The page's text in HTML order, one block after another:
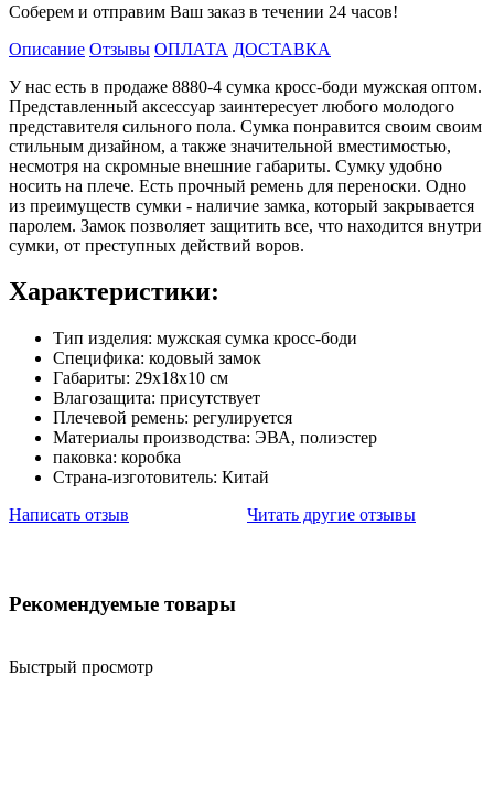
Соберем и отправим Ваш заказ в течении 24 часов!
Описание Отзывы ОПЛАТА ДОСТАВКА
У нас есть в продаже 8880-4 сумка кросс-боди мужская оптом.
Представленный аксессуар заинтересует любого молодого
представителя сильного пола. Сумка понравится своим своим
стильным дизайном, а также значительной вместимостью,
несмотря на скромные внешние габариты. Сумку удобно
носить на плече. Есть прочный ремень для переноски. Одно
из преимуществ сумки - наличие замка, который закрывается
паролем. Замок позволяет защитить все, что находится внутри
сумки, от преступных действий воров.
Характеристики:
Тип изделия: мужская сумка кросс-боди
Специфика: кодовый замок
Габариты: 29х18х10 см
Влагозащита: присутствует
Плечевой ремень: регулируется
Материалы производства: ЭВА, полиэстер
паковка: коробка
Страна-изготовитель: Китай
Написать отзыв
Читать другие отзывы
Рекомендуемые товары
Быстрый просмотр